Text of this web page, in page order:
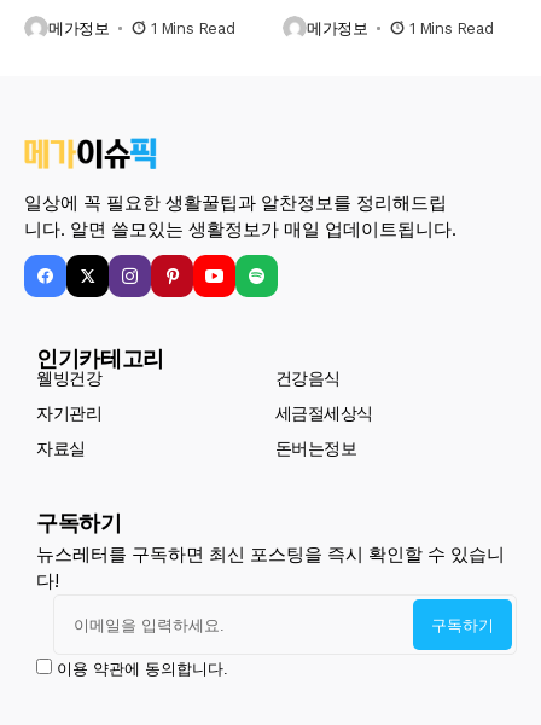
메가정보 1 Mins Read 메가정보 1 Mins Read
일상에 꼭 필요한 생활꿀팁과 알찬정보를 정리해드립
니다. 알면 쓸모있는 생활정보가 매일 업데이트됩니다.
인기카테고리
웰빙건강
건강음식
자기관리
세금절세상식
자료실
돈버는정보
구독하기
뉴스레터를 구독하면 최신 포스팅을 즉시 확인할 수 있습니
다!
이용 약관에 동의합니다.